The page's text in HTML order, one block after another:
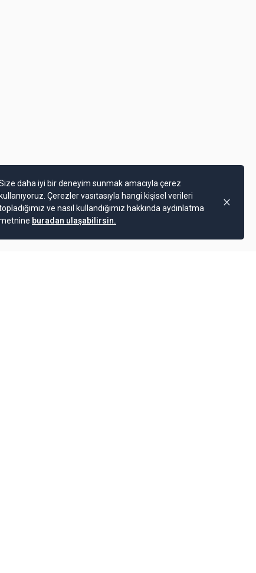
daha iyi bir deneyim sunmak amacıyla çerez
kullanıyoruz. Çerezler vasıtasıyla hangi kişisel verileri
ve nasıl kullandığımız hakkında aydınlatma
buradan ulaşabilirsin.